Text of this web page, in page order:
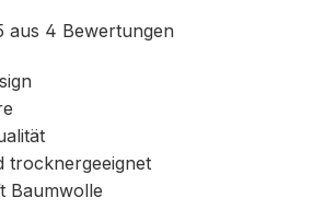
aus 4 Bewertungen
trocknergeeignet
Baumwolle